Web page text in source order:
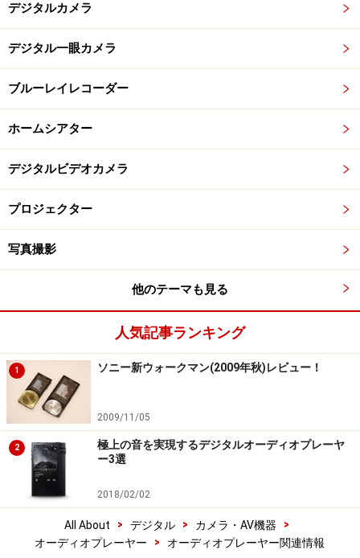
デジタルカメラ
デジタル一眼カメラ
ブルーレイレコーダー
ホームシアター
デジタルビデオカメラ
プロジェクター
写真撮影
他のテーマも見る
人気記事ランキング
1 ソニー新ウォークマン(2009年秋)レビュー！
2009/11/05
2
極上の音を実現するデジタルオーディオプレーヤ
ー3選
2018/02/02
All About > デジタル > カメラ・AV機器
>
オーディオプレーヤー
> オーディオプレーヤー関連情報